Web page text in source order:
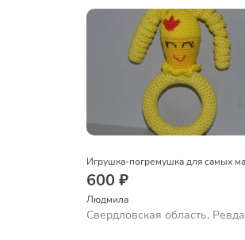
600 ₽
Людмила
Свердловская область, Ревда